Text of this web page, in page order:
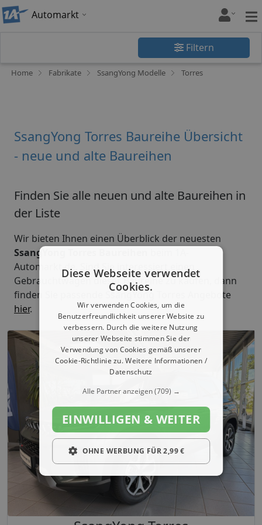
Automarkt
Filtern
Home Fabrikate SsangYong Modelle Torres
SsangYong Torres Baureihe Übersicht
- neue und alte Baureihen
Finden Sie alle neuen und alte Baureihen in
der Liste
Wir bieten Ihnen einen Überblick der neuesten
SsangYong Torres Baureihen
Automarkt.de. Sind Sie interessiert einen
Gebrauchtwagen dieser Baureihe zu kaufen, dann
finden Sie passende SsangYong Torres Angebote
hier.
Diese Webseite verwendet
Cookies.
Wir verwenden Cookies, um die
Benutzerfreundlichkeit unserer Website zu
verbessern. Durch die weitere Nutzung
unserer Webseite stimmen Sie der
Verwendung von Cookies gemäß unserer
Cookie-Richtlinie zu.Weitere Informationen /
Datenschutz
Alle Partner anzeigen(709) →
EINWILLIGEN & WEITER
OHNE WERBUNG FÜR 2,99 €